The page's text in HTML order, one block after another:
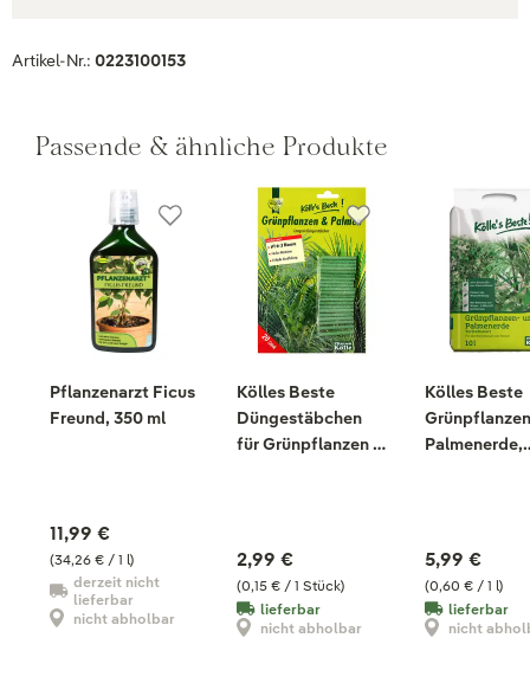
Artikel-Nr.: 0223100153
Passende & ähnliche Produkte
Pflanzenarzt Ficus
Freund, 350 ml
(34,26 € / 1 l)
11,99 €
derzeit nicht
lieferbar
nicht abholbar
Kölles Beste
Düngestäbchen
für Grünpflanzen &
(0,15 € / 1 Stück)
2,99 €
lieferbar
nicht abholbar
Kölles Beste
Palmenerde,
(0,60 € / 1 l)
5,99 €
lieferbar
nicht